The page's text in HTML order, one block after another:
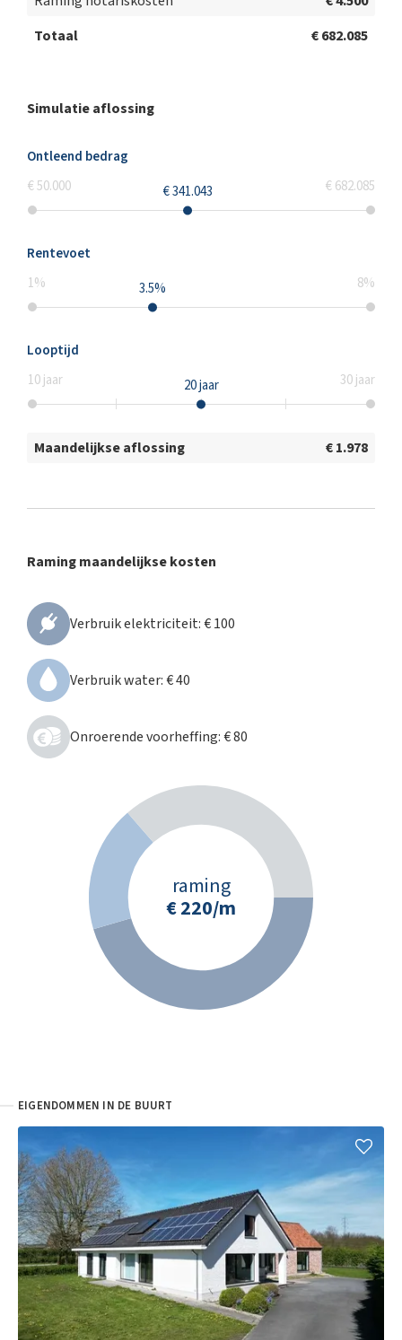
Totaal
€ 682.085
Simulatie aflossing
Ontleend bedrag
€ 50.000
€ 341.043 € 682.085
Rentevoet
1% 3.5% 8%
Looptijd
10jaar 20jaar 30jaar
Maandelijkse aflossing € 1.978
Raming maandelijkse kosten
Verbruik elektriciteit:€ 100
Verbruik water:€ 40
Onroerende voorheffing:€ 80
raming
€ 220/m
EIGENDOMMEN IN DE BUURT